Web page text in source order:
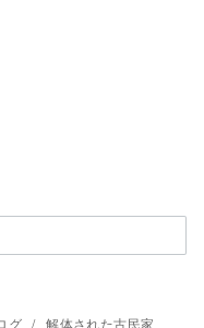
グ 解体された古民家